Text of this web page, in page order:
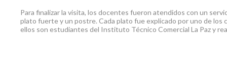
Para finalizar la visita, los docentes fueron atendidos con un
plato fuerte y un postre. Cada plato fue explicado por uno de
ellos son estudiantes del Instituto Técnico Comercial La Paz y